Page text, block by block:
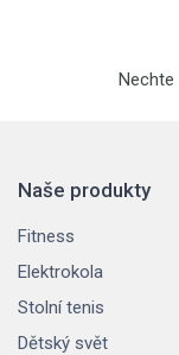
Nechte
Naše produkty
Fitness
Elektrokola
Stolní tenis
Dětský svět